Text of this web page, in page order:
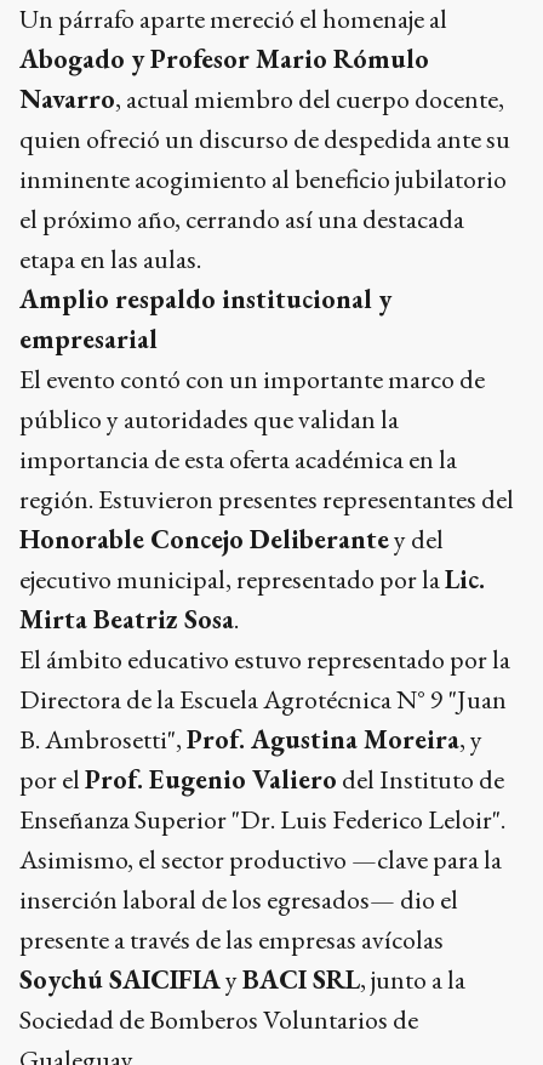
Un párrafo aparte mereció el homenaje al
Abogado y Profesor Mario Rómulo
Navarro, actual miembro del cuerpo docente,
quien ofreció un discurso de despedida ante su
inminente acogimiento al beneficio jubilatorio
el próximo año, cerrando así una destacada
etapa en las aulas.
Amplio respaldo institucional y
empresarial
El evento contó con un importante marco de
público y autoridades que validan la
importancia de esta oferta académica en la
región. Estuvieron presentes representantes del
Honorable Concejo Deliberantey del
ejecutivo municipal, representado por laLic.
Mirta Beatriz Sosa.
El ámbito educativo estuvo representado por la
Directora de la Escuela Agrotécnica N° 9 "Juan
B. Ambrosetti",Prof. Agustina Moreira, y
por elProf. Eugenio Valiero del Instituto de
Enseñanza Superior "Dr. Luis Federico Leloir".
Asimismo, el sector productivo —clave para la
inserción laboral de los egresados— dio el
presente a través de las empresas avícolas
Soychú SAICIFIAyBACI SRL, junto a la
Sociedad de Bomberos Voluntarios de